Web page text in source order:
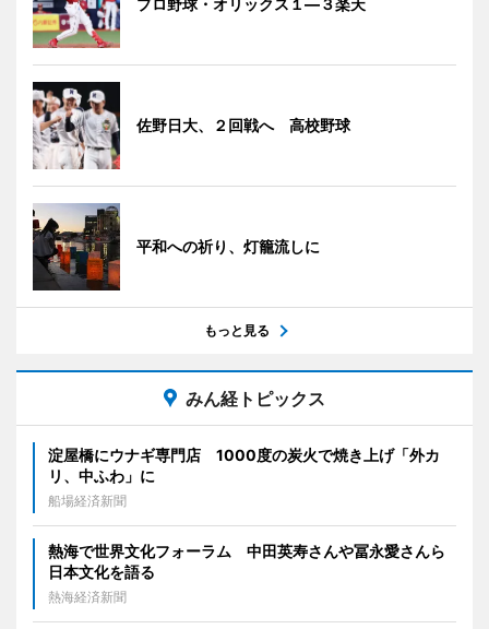
佐野日大、２回戦へ 高校野球
平和への祈り、灯籠流しに
もっと見る
みん経トピックス
淀屋橋にウナギ専門店 1000度の炭火で焼き上げ「外カ
リ、中ふわ」に
船場経済新聞
熱海で世界文化フォーラム 中田英寿さんや冨永愛さんら
日本文化を語る
熱海経済新聞